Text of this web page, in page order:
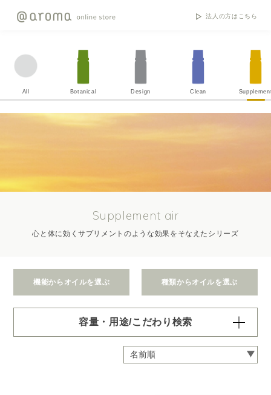
法人の方はこちら
All Botanical Design Clean
Supplement air
心と体に効くサプリメントのような効果をそなえたシリーズ
機能からオイルを選ぶ 種類からオイルを選ぶ
容量・用途/こだわり検索
用途・機能・種類 の項目ごとに選択肢からひとつずつ選
択できます。選択するたびに絞り込まれていき、項目内で